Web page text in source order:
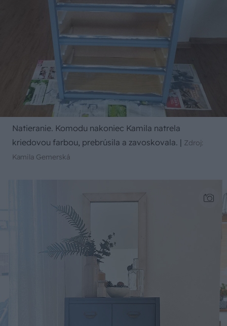
Natieranie. Komodu nakoniec Kamila natrela
kriedovou farbou, prebrúsila a zavoskovala. | Zdroj:
Kamila Gemerská